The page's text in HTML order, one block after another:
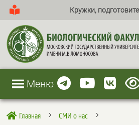
Кружки,
Меню
 Главная 5 СМИ о нас 5